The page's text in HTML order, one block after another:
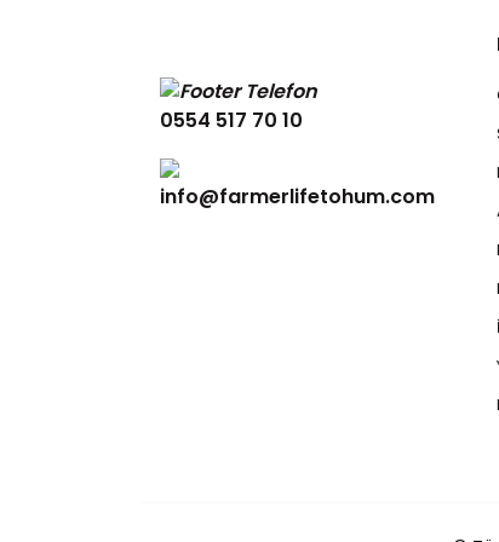
0554 517 70 10
info@farmerlifetohum.com